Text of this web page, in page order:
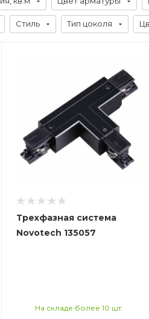
Стиль Тип цоколя
Трехфазная система
Novotech 135057
На складе более 10 шт.